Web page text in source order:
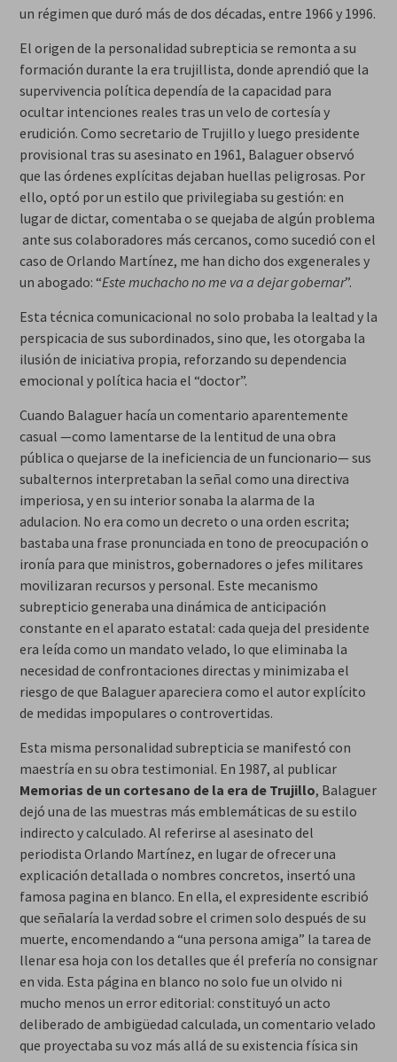
un régimen que duró más de dos décadas, entre 1966 y 1996.
El origen de la personalidad subrepticia se remonta a su
formación durante la era trujillista, donde aprendió que la
supervivencia política dependía de la capacidad para
ocultar intenciones reales tras un velo de cortesía y
erudición. Como secretario de Trujillo y luego presidente
provisional tras su asesinato en 1961, Balaguer observó
que las órdenes explícitas dejaban huellas peligrosas. Por
ello, optó por un estilo que privilegiaba su gestión: en
lugar de dictar, comentaba o se quejaba de algún problema
ante sus colaboradores más cercanos, como sucedió con el
caso de Orlando Martínez, me han dicho dos exgenerales y
un abogado: “Este muchacho no me va a dejar gobernar”.
Esta técnica comunicacional no solo probaba la lealtad y la
perspicacia de sus subordinados, sino que, les otorgaba la
ilusión de iniciativa propia, reforzando su dependencia
emocional y política hacia el “doctor”.
Cuando Balaguer hacía un comentario aparentemente
casual —como lamentarse de la lentitud de una obra
pública o quejarse de la ineficiencia de un funcionario— sus
subalternos interpretaban la señal como una directiva
imperiosa, y en su interior sonaba la alarma de la
adulacion. No era como un decreto o una orden escrita;
bastaba una frase pronunciada en tono de preocupación o
ironía para que ministros, gobernadores o jefes militares
movilizaran recursos y personal. Este mecanismo
subrepticio generaba una dinámica de anticipación
constante en el aparato estatal: cada queja del presidente
era leída como un mandato velado, lo que eliminaba la
necesidad de confrontaciones directas y minimizaba el
riesgo de que Balaguer apareciera como el autor explícito
de medidas impopulares o controvertidas.
Esta misma personalidad subrepticia se manifestó con
maestría en su obra testimonial. En 1987, al publicar
Memorias de un cortesano de la era de Trujillo, Balaguer
dejó una de las muestras más emblemáticas de su estilo
indirecto y calculado. Al referirse al asesinato del
periodista Orlando Martínez, en lugar de ofrecer una
explicación detallada o nombres concretos, insertó una
famosa pagina en blanco. En ella, el expresidente escribió
que señalaría la verdad sobre el crimen solo después de su
muerte, encomendando a “una persona amiga” la tarea de
llenar esa hoja con los detalles que él prefería no consignar
en vida. Esta página en blanco no solo fue un olvido ni
mucho menos un error editorial: constituyó un acto
deliberado de ambigüedad calculada, un comentario velado
que proyectaba su voz más allá de su existencia física sin